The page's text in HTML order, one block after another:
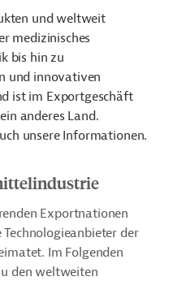
und weltweit
medizinisches
bis hin zu
und innovativen
ist im Exportgeschäft
anderes Land.
unsere Informationen.
Exportnationen
der
Im Folgenden
den weltweiten